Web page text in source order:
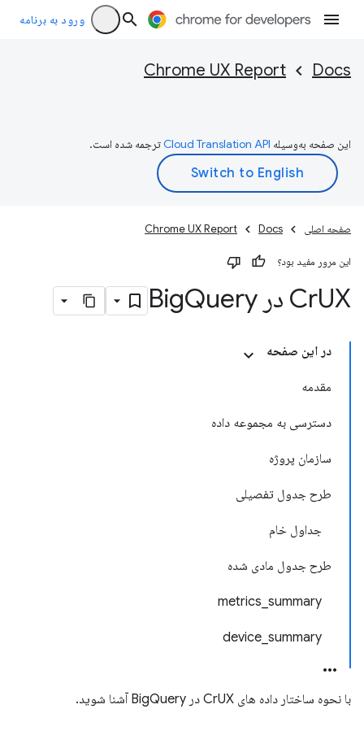
ورود به برنامه
Docs
Chrome UX Report
این صفحه به‌وسیله ترجمه شده است.
صفحه اصلی Docs
Chrome UX Report
این مرور مفید بود؟
CrUX در Big Query
در این صفحه
مقدمه
دسترسی به مجموعه داده
سازمان پروژه
طرح جدول تفصیلی
جداول خام
طرح جدول مادی شده
metrics_summary
device_summary
با نحوه ساختار داده های CrUX در BigQuery آشنا شوید.